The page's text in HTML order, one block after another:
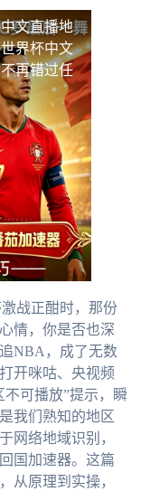
文直播地
界杯中文
再错过任
战正酣时，那份
情，你是否也深
NBA，成了无数
开咪咕、央视频
可播放”提示，瞬
我们熟知的地区
网络地域识别，
国加速器。这篇
从原理到实操，